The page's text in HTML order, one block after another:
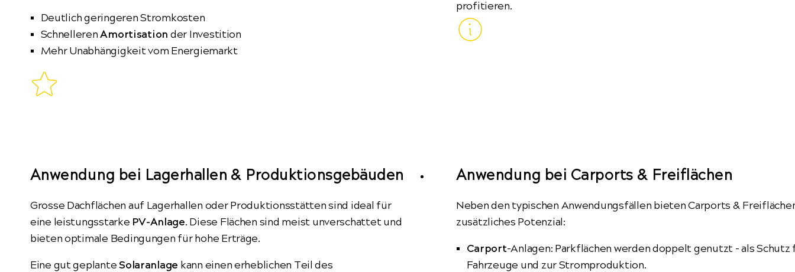
Deutlich geringeren Stromkosten
SchnellerenAmortisation der Investition
Mehr Unabhängigkeit vom Energiemarkt
profitieren.
Anwendung bei Lagerhallen & Produktionsgebäuden
Grosse Dachflächen auf Lagerhallen oder Produktionsstätten sind ideal für
eine leistungsstarke PV-Anlage. Diese Flächen sind meist unverschattet und
bieten optimale Bedingungen für hohe Erträge.
Eine gut geplanteSolaranlage kann einen erheblichen Teil des
Anwendung bei Carports & Freiflächen
Neben den typischen Anwendungsfällen bieten Carports &
zusätzliches Potenzial:
Carport-Anlagen: Parkflächen werden doppelt genutzt – als Schutz
Fahrzeuge und zur Stromproduktion.